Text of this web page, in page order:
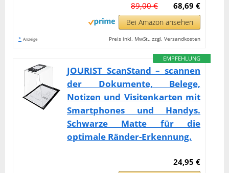
68,69 €
89,00 €
Bei Amazon ansehen
* Anzeige Preis inkl. MwSt., zzgl. Versandkosten
EMPFEHLUNG
JOURIST ScanStand – scannen
der Dokumente, Belege,
Notizen und Visitenkarten mit
Smartphones und Handys.
Schwarze Matte für die
optimale Ränder-Erkennung.
24,95 €